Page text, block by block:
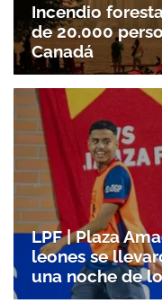
Incendio
de 20.000
Canadá
LPF | Plaza
leones se
una noche de